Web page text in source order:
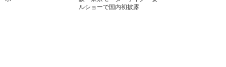
ルショーで国内初披露